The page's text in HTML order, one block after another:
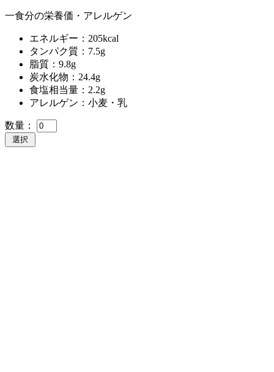
一食分の栄養価・アレルゲン
エネルギー：205kcal
タンパク質：7.5g
脂質：9.8g
炭水化物：24.4g
食塩相当量：2.2g
アレルゲン：小麦・乳
数量：